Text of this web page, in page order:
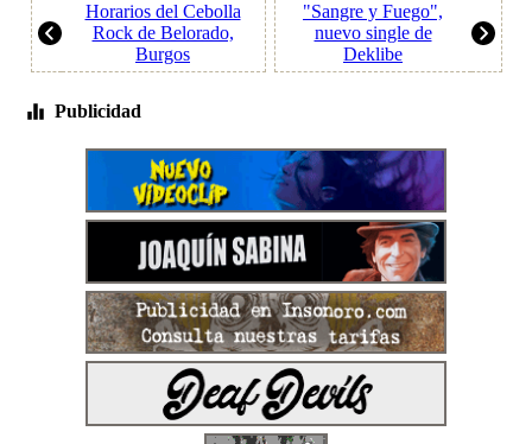
Horarios del Cebolla
Rock de Belorado,
Burgos
"Sangre y Fuego",
nuevo single de
Deklibe
Publicidad